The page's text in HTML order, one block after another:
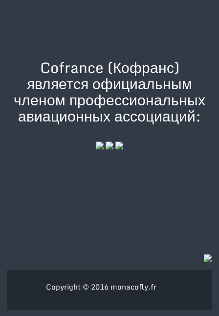
Cofrance (Кофранс)
является официальным
членом профессиональных
авиационных ассоциаций:
Copyright © 2016 monacofly.fr